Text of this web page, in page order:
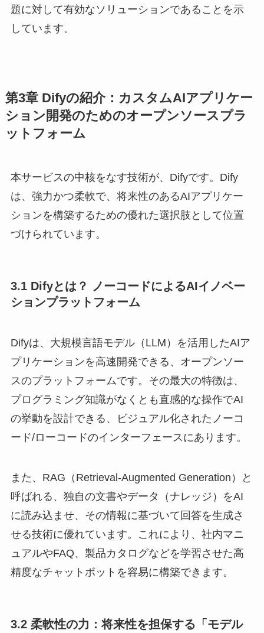
題に対して有効なソリューションであることを示
しています。
第3章 Difyの紹介：カスタムAIアプリケー
ション開発のためのオープンソースプラ
ットフォーム
本サービスの中核をなす技術が、Difyです。Dify
は、強力かつ柔軟で、将来性のあるAIアプリケー
ションを構築するための優れた選択肢として位置
づけられています。
3.1 Difyとは？ ノーコードによるAIイノベー
ションプラットフォーム
Difyは、大規模言語モデル（LLM）を活用したAIア
プリケーションを高速開発できる、オープンソー
スのプラットフォームです。その最大の特徴は、
プログラミング知識がなくとも直感的な操作でAI
の挙動を設計できる、ビジュアル化されたノーコ
ード/ローコードのインターフェースにあります。
また、RAG（Retrieval-Augmented Generation）と
呼ばれる、独自の文書やデータ（ナレッジ）をAI
に読み込ませ、その情報に基づいて回答を生成さ
せる技術に優れています。これにより、社内マニ
ュアルやFAQ、製品カタログなどを学習させた高
精度なチャットボットを容易に構築できます。
3.2 柔軟性の力：将来性を担保する「モデル